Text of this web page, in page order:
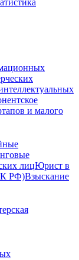
и малого
лицЮрист в
РФ)Взыскание